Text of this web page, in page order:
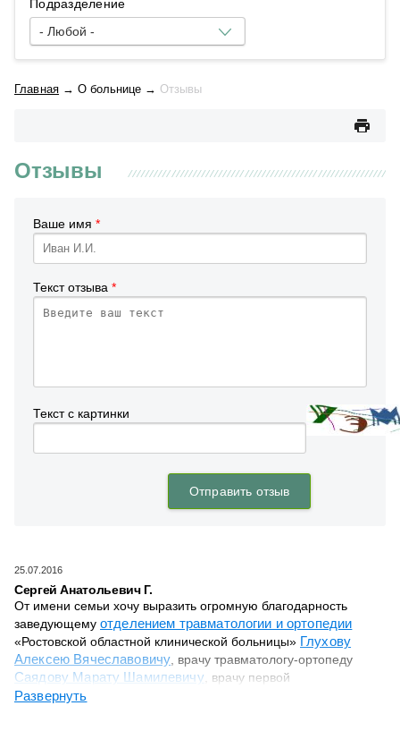
- Любой -
Подразделение
Главная →О больнице → Отзывы
Отзывы
Ваше имя *
Текст отзыва *
25.07.2016
Сергей Анатольевич Г.
От имени семьи хочу выразить огромную благодарность
заведующему отделением травматологии и ортопедии
«Ростовской областной клинической больницы» Глухову
Алексею Вячеславовичу , врачу травматологу-ортопеду
Саядову Марату Шамилевичу , врачу первой
квалификационной категории
Развернуть